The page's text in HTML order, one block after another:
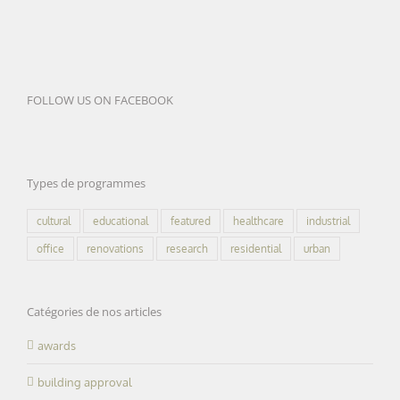
FOLLOW US ON FACEBOOK
Types de programmes
cultural educational featured healthcare industrial
office renovations research residential urban
Catégories de nos articles
awards
building approval